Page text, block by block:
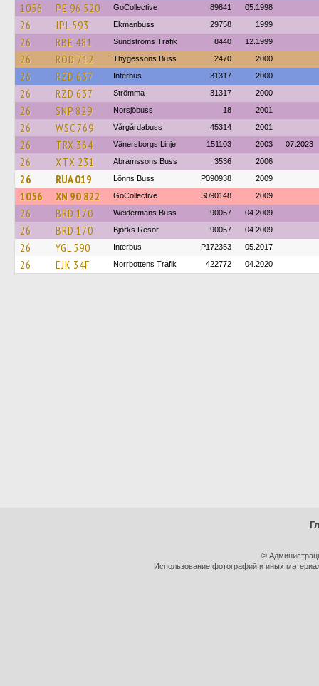
1056 PE 96 520 GoCollective 89841 05.1998
26 JPL 593 Ekmanbuss 29758 1999
26 RBE 481 Sundströms Trafik 8440 12.1999
26 ROD 712 Thygessons Buss 2470 2000
26 RZD 637 Interbus 31317 2000
26 RZD 637 Strömma 31317 2000
26 SNP 829 Norsjöbuss 18 2001
26 WSC 769 Vårgårdabuss 45314 2001
26 TRX 364 Vänersborgs Linje 151103 2003 07.2023
26 XTX 231 Abramssons Buss 3536 2006
26 RUA 019 Lönns Buss P090938 2009
1056 XN 90 822 GoCollective S090148 2009
26 BRD 170 Weidermans Buss 90057 04.2009
26 BRD 170 Björks Resor 90057 04.2009
26 YGL 590 Interbus P172353 05.2017
26 EJK 34F Norrbottens Trafik 422772 04.2020
©
Использование фотографий и иных